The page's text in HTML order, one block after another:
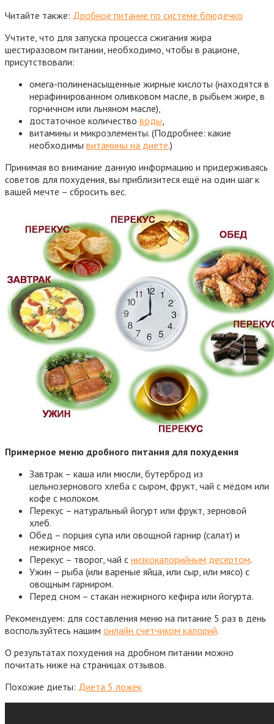
Читайте также: Дробное питание по системе блюдечко
Учтите, что для запуска процесса сжигания жира
шестиразовом питании, необходимо, чтобы в рационе,
присутствовали:
омега-полиненасыщенные жирные кислоты (находятся в
нерафинированном оливковом масле, в рыбьем жире, в
горчичном или льняном масле),
достаточное количество воды
витамины и микроэлементы. (Подробнее: какие
необходимы витамины на диете.)
Принимая во внимание данную информацию и придерживаясь
советов для похудения, вы приблизитеся ещё на один шаг к
вашей мечте – сбросить вес.
Примерное меню дробного питания для похудения
Завтрак – каша или мюсли, бутерброд из
цельнозернового хлеба с сыром, фрукт, чай с мёдом или
кофе с молоком.
Перекус – натуральный йогурт или фрукт, зерновой
хлеб.
Обед – порция супа или овощной гарнир (салат) и
нежирное мясо.
Перекус – творог, чай с низкокалорийным десертом.
Ужин – рыба (или вареные яйца, или сыр, или мясо) с
овощным гарниром.
Перед сном – стакан нежирного кефира или йогурта.
Рекомендуем: для составления меню на питание 5 раз в день
воспользуйтесь нашим онлайн счетчиком калорий.
О результатах похудения на дробном питании можно
почитать ниже на страницах отзывов.
Похожие диеты: Диета 5 ложек